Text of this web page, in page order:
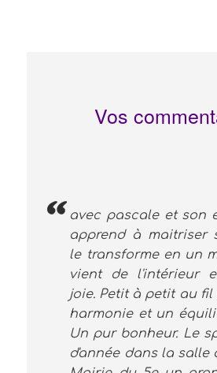
Vos
avec pascale et son
apprend à maitriser
le transforme en un
vient de l'intérieur
joie. Petit à petit au fil
harmonie et un
Un pur bonheur. Le
d'année dans la salle